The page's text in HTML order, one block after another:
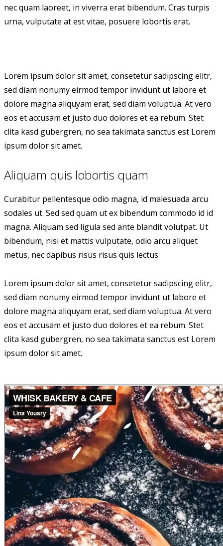
nec quam laoreet, in viverra erat bibendum. Cras turpis
urna, vulputate at est vitae, posuere lobortis erat.
Lorem ipsum dolor sit amet, consetetur sadipscing elitr,
sed diam nonumy eirmod tempor invidunt ut labore et
dolore magna aliquyam erat, sed diam voluptua. At vero
eos et accusam et justo duo dolores et ea rebum. Stet
clita kasd gubergren, no sea takimata sanctus est Lorem
ipsum dolor sit amet.
Aliquam quis lobortis quam
Curabitur pellentesque odio magna, id malesuada arcu
sodales ut. Sed sed quam ut ex bibendum commodo id id
magna. Aliquam sed ligula sed ante blandit volutpat. Ut
bibendum, nisi et mattis vulputate, odio arcu aliquet
metus, nec dapibus risus risus quis lectus.
Lorem ipsum dolor sit amet, consetetur sadipscing elitr,
sed diam nonumy eirmod tempor invidunt ut labore et
dolore magna aliquyam erat, sed diam voluptua. At vero
eos et accusam et justo duo dolores et ea rebum. Stet
clita kasd gubergren, no sea takimata sanctus est Lorem
ipsum dolor sit amet.